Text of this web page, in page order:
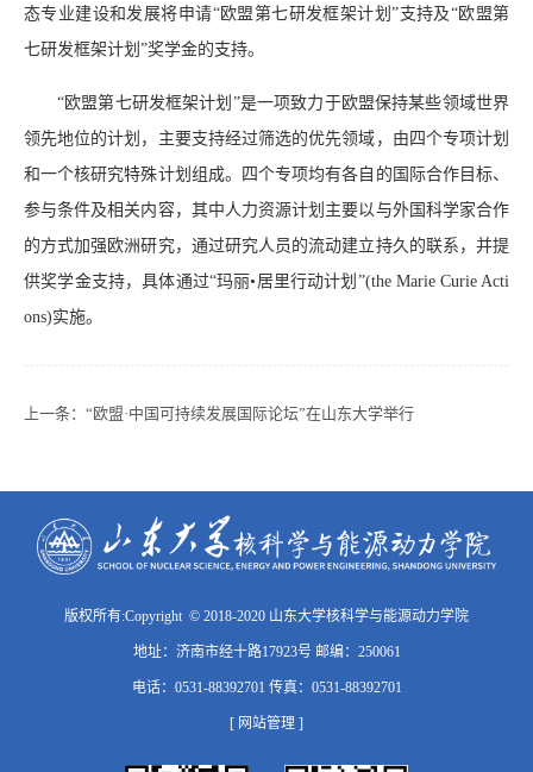
态专业建设和发展将申请“欧盟第七研发框架计划”支持及“欧盟第
七研发框架计划”奖学金的支持。
“欧盟第七研发框架计划”是一项致力于欧盟保持某些领域世界
领先地位的计划，主要支持经过筛选的优先领域，由四个专项计划
和一个核研究特殊计划组成。四个专项均有各自的国际合作目标、
参与条件及相关内容，其中人力资源计划主要以与外国科学家合作
的方式加强欧洲研究，通过研究人员的流动建立持久的联系，并提
供奖学金支持，具体通过“玛丽•居里行动计划”(the Marie Curie Acti
ons)实施。
上一条： “欧盟·中国可持续发展国际论坛”在山东大学举行
版权所有:Copyright © 2018-2020 山东大学核科学与能源动力学院
地址：济南市经十路17923号 邮编：250061
电话：0531-88392701 传真：0531-88392701
[ 网站管理 ]